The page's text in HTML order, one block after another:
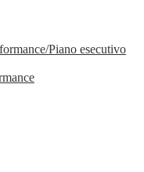
Piano esecutivo